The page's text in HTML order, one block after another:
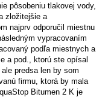
pôsobeniu tlakovej vody,
zložitejšie a
najprv odporučil miestnu
vypracovaním
podľa miestnych a
a pod., ktorú ste opísal
predsa len by som
firmu, ktorá by mala
Bitumen 2 K je